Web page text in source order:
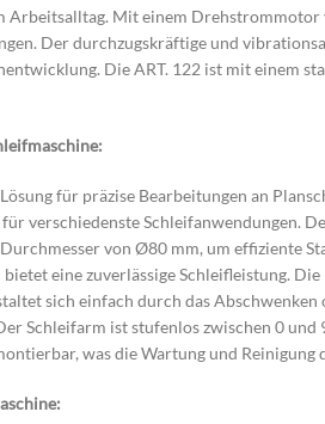
Arbeitsalltag. Mit einem
Der durchzugskräftige und
Die ART. 122 ist mit einem
für präzise Bearbeitungen an
verschiedenste Schleifanwendungen.
von Ø80 mm, um effiziente
eine zuverlässige Schleifleistung.
sich einfach durch das
Schleifarm ist stufenlos zwischen 0
was die Wartung und Reinigung